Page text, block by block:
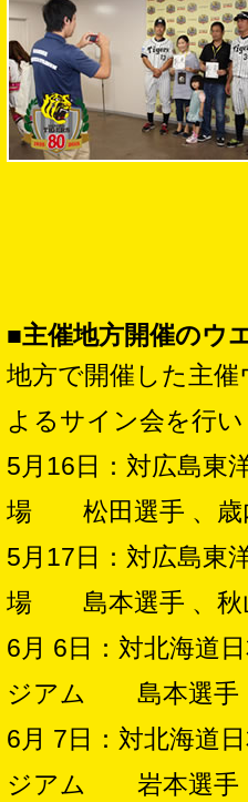
■主催地方開催のウ
地方で開催した主
よるサイン会を行
5月16日：対広島
場 松田選手 、歳
5月17日：対広島
場 島本選手 、秋
6月 6日：対北海道
ジアム 島本選手
6月 7日：対北海道
ジアム 岩本選手